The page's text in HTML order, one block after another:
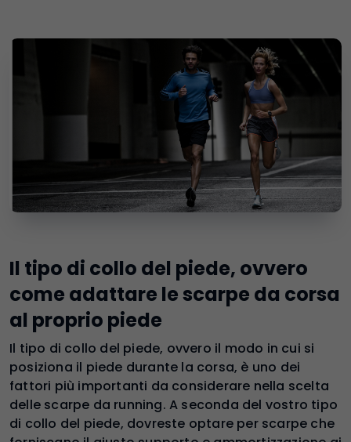
Il tipo di collo del piede, ovvero
come adattare le scarpe da corsa
al proprio piede
Il tipo di collo del piede, ovvero il modo in cui si
posiziona il piede durante la corsa, è uno dei
fattori più importanti da considerare nella scelta
delle scarpe da running. A seconda del vostro tipo
di collo del piede, dovreste optare per scarpe che